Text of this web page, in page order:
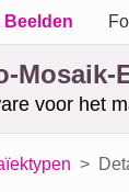
Beelden
Mosaik-
voor het